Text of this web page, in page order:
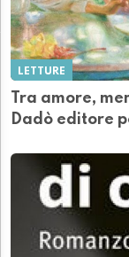
LETTURE
Tra amore,
Dadò editore